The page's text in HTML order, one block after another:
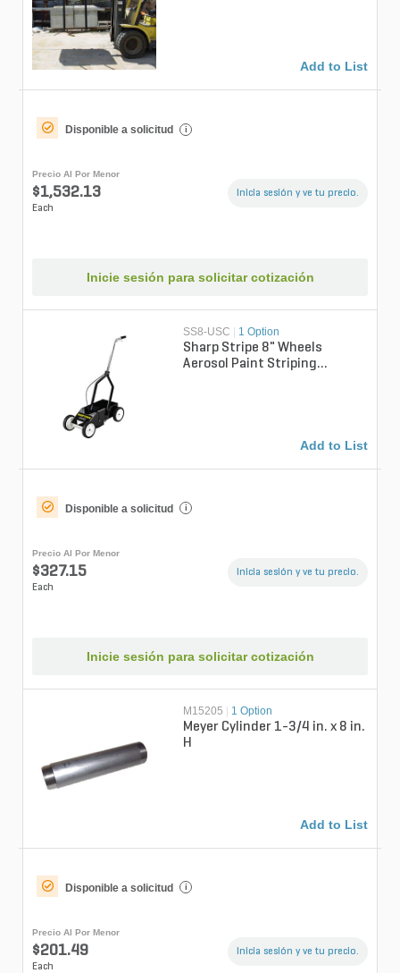
Add to List
Disponible a solicitud i
Precio Al Por Menor
$1,532.13
Each
Inicia sesión y ve tu precio.
Inicie sesión para solicitar cotización
SS8-USC 1 Option
Sharp Stripe 8" Wheels
Aerosol Paint Striping
Add to List
Disponible a solicitud i
Precio Al Por Menor
$327.15
Each
Inicia sesión y ve tu precio.
Inicie sesión para solicitar cotización
M15205 | 1 Option
Meyer Cylinder 1-3/4 in. x 8 in.
H
Add to List
Disponible a solicitud i
Precio Al Por Menor
$201.49
Each
Inicia sesión y ve tu precio.